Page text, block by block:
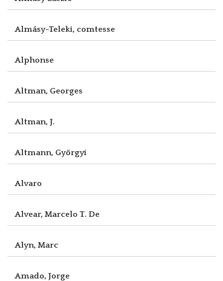
Almásy-Teleki, comtesse
Alphonse
Altman, Georges
Altman, J.
Altmann, Györgyi
Alvaro
Alvear, Marcelo T. De
Alyn, Marc
Amado, Jorge